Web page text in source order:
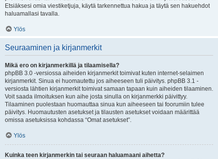
Etsiäksesi omia viestiketjuja, käytä tarkennettua hakua ja täytä sen hakuehdot
haluamallasi tavalla.
Ylös
Seuraaminen ja kirjanmerkit
Mikä ero on kirjanmerkillä ja tilaamisella?
phpBB 3.0 -versiossa aiheiden kirjanmerkit toimivat kuten internet-selaimen
kirjanmerkit. Sinua ei huomautettu jos aiheeseen tuli päivitys. phpBB 3.1 -
versiosta lähtien kirjanmerkit toimivat samaan tapaan kuin aiheiden tilaaminen.
Voit saada ilmoituksen kun aihe josta sinulla on kirjanmerkki päivittyy.
Tilaaminen puolestaan huomauttaa sinua kun aiheeseen tai foorumiin tulee
päivitys. Huomautusten asetukset ja tilausten asetukset voidaan määrittää
omissa asetuksissa kohdassa “Omat asetukset”.
Ylös
Kuinka teen kirjanmerkin tai seuraan haluamaani aihetta?